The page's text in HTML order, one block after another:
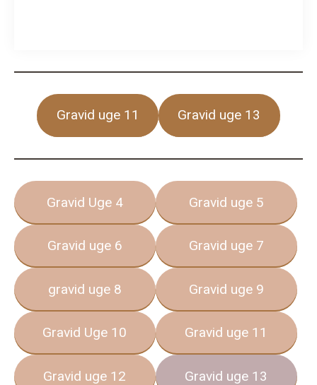
Gravid uge 11 Gravid uge 13
Gravid Uge 4 Gravid uge 5
Gravid uge 6 Gravid uge 7
gravid uge 8 Gravid uge 9
Gravid Uge 10 Gravid uge 11
Gravid uge 12 Gravid uge 13